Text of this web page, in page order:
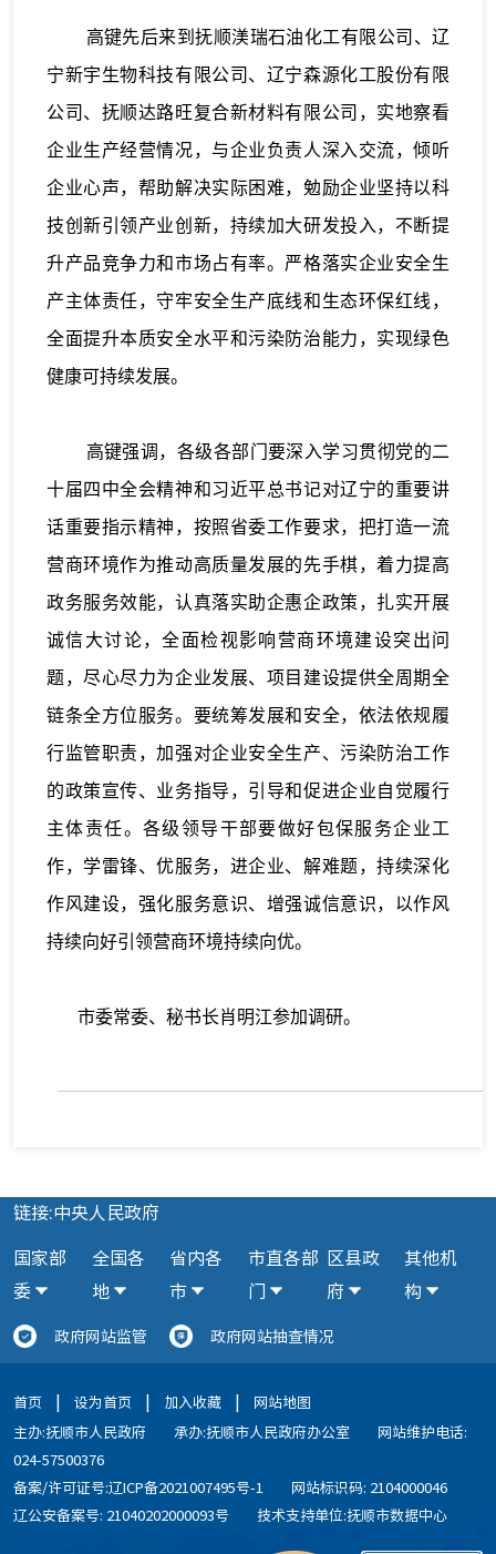
高键先后来到抚顺渼瑞石油化工有限公司、辽
宁新宇生物科技有限公司、辽宁森源化工股份有限
公司、抚顺达路旺复合新材料有限公司，实地察看
企业生产经营情况，与企业负责人深入交流，倾听
企业心声，帮助解决实际困难，勉励企业坚持以科
技创新引领产业创新，持续加大研发投入，不断提
升产品竞争力和市场占有率。严格落实企业安全生
产主体责任，守牢安全生产底线和生态环保红线，
全面提升本质安全水平和污染防治能力，实现绿色
健康可持续发展。
高键强调，各级各部门要深入学习贯彻党的二
十届四中全会精神和习近平总书记对辽宁的重要讲
话重要指示精神，按照省委工作要求，把打造一流
营商环境作为推动高质量发展的先手棋，着力提高
政务服务效能，认真落实助企惠企政策，扎实开展
诚信大讨论，全面检视影响营商环境建设突出问
题，尽心尽力为企业发展、项目建设提供全周期全
链条全方位服务。要统筹发展和安全，依法依规履
行监管职责，加强对企业安全生产、污染防治工作
的政策宣传、业务指导，引导和促进企业自觉履行
主体责任。各级领导干部要做好包保服务企业工
作，学雷锋、优服务，进企业、解难题，持续深化
作风建设，强化服务意识、增强诚信意识，以作风
持续向好引领营商环境持续向优。
市委常委、秘书长肖明江参加调研。
链接:中央人民政府
国家部
委
全国各
地
省内各
市
市直各部
门
区县政
府
其他机
构
政府网站监管 政府网站抽查情况
首页 | 设为首页 | 加入收藏 |
网站地图
主办:抚顺市人民政府
承办:抚顺市人民政府办公室
网站维护电话:
024-57500376
备案/许可证号:辽ICP备2021007495号-1
网站标识码: 2104000046
辽公安备案号: 21040202000093号
技术支持单位:抚顺市数据中心